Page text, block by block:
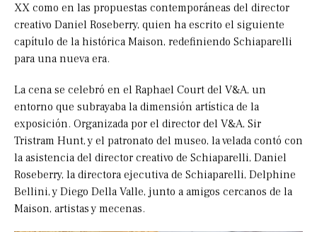
XX como en las propuestas contemporáneas del director
creativo Daniel Roseberry, quien ha escrito el siguiente
capítulo de la histórica Maison, redefiniendo Schiaparelli
para una nueva era.
La cena se celebró en el Raphael Court del V&A, un
entorno que subrayaba la dimensión artística de la
exposición. Organizada por el director del V&A, Sir
Tristram Hunt, y el patronato del museo, la velada contó con
la asistencia del director creativo de Schiaparelli, Daniel
Roseberry, la directora ejecutiva de Schiaparelli, Delphine
Bellini, y Diego Della Valle, junto a amigos cercanos de la
Maison, artistas y mecenas.